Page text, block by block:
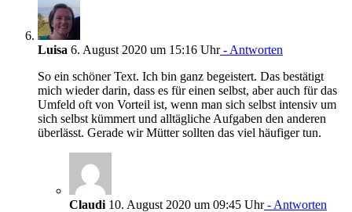
Luisa 6. August 2020 um 15:16 Uhr- Antworten
So ein schöner Text. Ich bin ganz begeistert. Das bestätigt
mich wieder darin, dass es für einen selbst, aber auch für das
Umfeld oft von Vorteil ist, wenn man sich selbst intensiv um
sich selbst kümmert und alltägliche Aufgaben den anderen
überlässt. Gerade wir Mütter sollten das viel häufiger tun.
Claudi 10. August 2020 um 09:45 Uhr- Antworten